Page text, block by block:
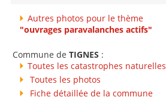
Autres photos pour le thème
"ouvrages paravalanches actifs"
Commune de TIGNES :
Toutes les catastrophes naturelles
Toutes les photos
Fiche détaillée de la commune